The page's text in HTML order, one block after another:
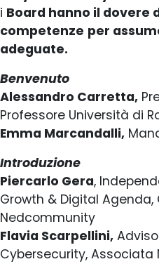
i Board hanno il dovere
competenze per
adeguate.
Benvenuto
Alessandro Carretta,
Professore Università di
Emma Marcandalli,
Introduzione
Piercarlo Gera,
Growth & Digital
Nedcommunity
Flavia Scarpellini,
Cybersecurity,